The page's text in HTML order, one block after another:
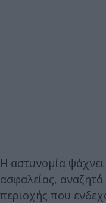
Η αστυνομία
ασφαλείας,
περιοχής που